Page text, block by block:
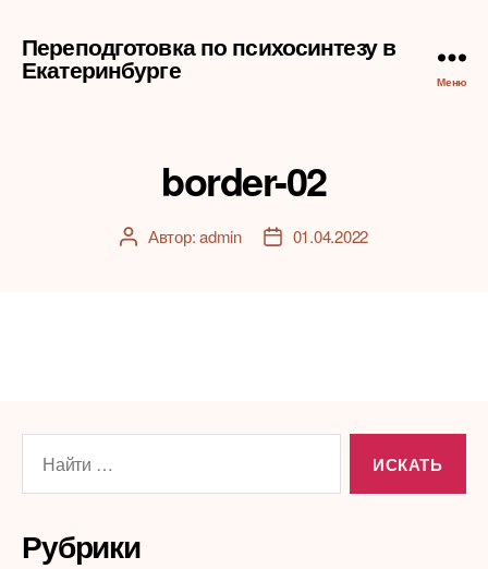
Переподготовка по психосинтезу в
Екатеринбурге Меню
border-02
АвторАвтор:admin
Дата01.04.2022
Рубрики